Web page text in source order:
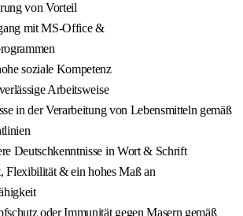
von Vorteil
mit MS-Office &
soziale Kompetenz
Arbeitsweise
in der Verarbeitung von Lebensmitteln gemäß
Deutschkenntnisse in Wort & Schrift
Flexibilität & ein hohes Maß an
oder Immunität gegen Masern gemäß